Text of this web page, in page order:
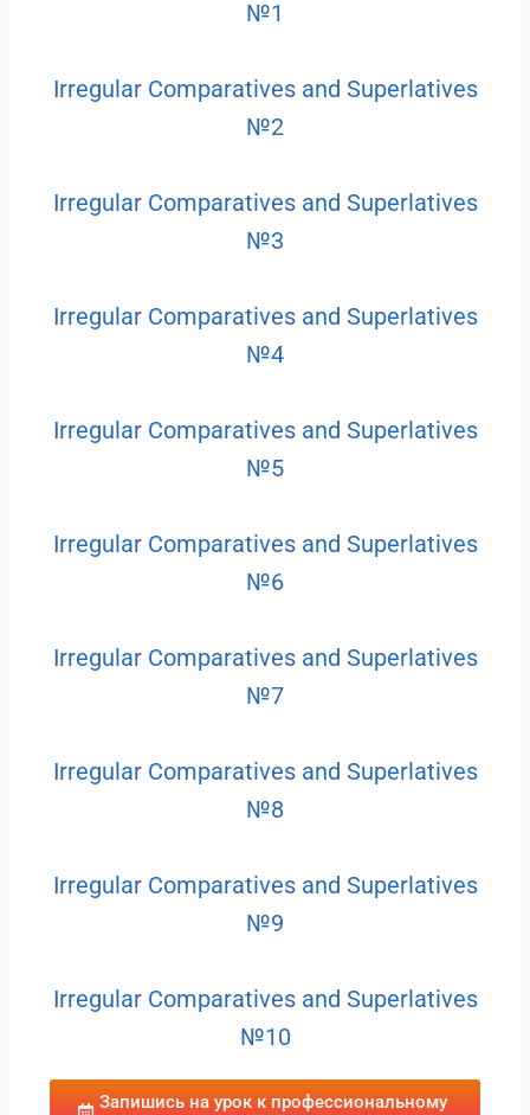
№1
Irregular Comparatives and Superlatives
№2
Irregular Comparatives and Superlatives
№3
Irregular Comparatives and Superlatives
№4
Irregular Comparatives and Superlatives
№5
Irregular Comparatives and Superlatives
№6
Irregular Comparatives and Superlatives
№7
Irregular Comparatives and Superlatives
№8
Irregular Comparatives and Superlatives
№9
Irregular Comparatives and Superlatives
№10
Запишись на урок к профессиональному